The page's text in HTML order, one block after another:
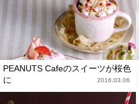
PEANUTS Cafeのスイーツが桜色
に
2016.03.06